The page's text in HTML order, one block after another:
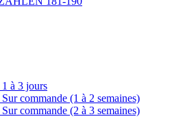
1 à 3 jours
Sur commande (1 à 2 semaines)
Sur commande (2 à 3 semaines)